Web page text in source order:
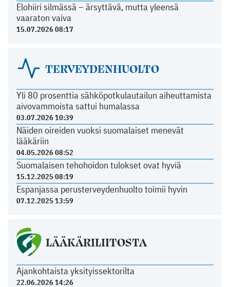
Elohiiri silmässä – ärsyttävä, mutta yleensä
vaaraton vaiva
15.07.2026 08:17
TERVEYDENHUOLTO
Yli 80 prosenttia sähköpotkulautailun aiheuttamista
aivovammoista sattui humalassa
03.07.2026 10:39
Näiden oireiden vuoksi suomalaiset menevät
lääkäriin
04.05.2026 08:52
Suomalaisen tehohoidon tulokset ovat hyviä
15.12.2025 08:19
Espanjassa perusterveydenhuolto toimii hyvin
07.12.2025 13:59
LÄÄKÄRILIITOSTA
Ajankohtaista yksityissektorilta
22.06.2026 14:26